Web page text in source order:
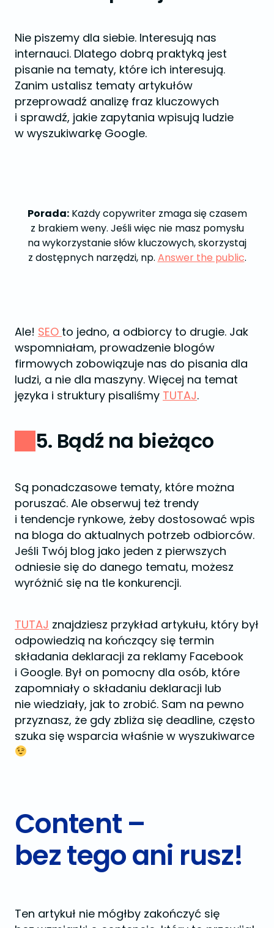
Nie piszemy dla siebie. Interesują nas
internauci. Dlatego dobrą praktyką jest
pisanie na tematy, które ich interesują.
Zanim ustalisz tematy artykułów
przeprowadź analizę fraz kluczowych
i sprawdź, jakie zapytania wpisują ludzie
w wyszukiwarkę Google.
Porada:Każdy copywriter zmaga się czasem
z brakiem weny. Jeśli więc nie masz pomysłu
na wykorzystanie słów kluczowych, skorzystaj
z dostępnych narzędzi, np. Answer the public.
Ale! SEO to jedno, a odbiorcy to drugie. Jak
wspomniałam, prowadzenie blogów
firmowych zobowiązuje nas do pisania dla
ludzi, a nie dla maszyny. Więcej na temat
języka i struktury pisaliśmy TUTAJ.
5. Bądź na bieżąco
Są ponadczasowe tematy, które można
poruszać. Ale obserwuj też trendy
i tendencje rynkowe, żeby dostosować wpis
na bloga do aktualnych potrzeb odbiorców.
Jeśli Twój blog jako jeden z pierwszych
odniesie się do danego tematu, możesz
wyróżnić się na tle konkurencji.
TUTAJ znajdziesz przykład artykułu, który był
odpowiedzią na kończący się termin
składania deklaracji za reklamy Facebook
i Google. Był on pomocny dla osób, które
zapomniały o składaniu deklaracji lub
nie wiedziały, jak to zrobić. Sam na pewno
przyznasz, że gdy zbliża się deadline, często
szuka się wsparcia właśnie w wyszukiwarce
Content –
bez tego ani rusz!
Ten artykuł nie mógłby zakończyć się